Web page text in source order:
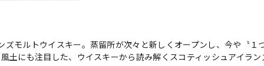
モルトウイスキー。蒸留所が次々と新しくオープンし、今や〝１
土にも注目した、ウイスキーから読み解くスコティッシュアイラン